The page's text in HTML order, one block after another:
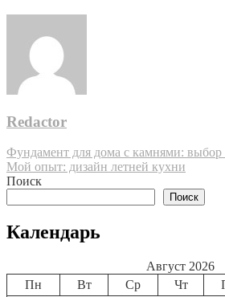
Redactor
Навигация
по
Фундамент для дома с камнями:
Мой опыт: дизайн летней кухни
Поиск
Поиск
Календарь
Август 2026
Пн
Вт Ср Чт